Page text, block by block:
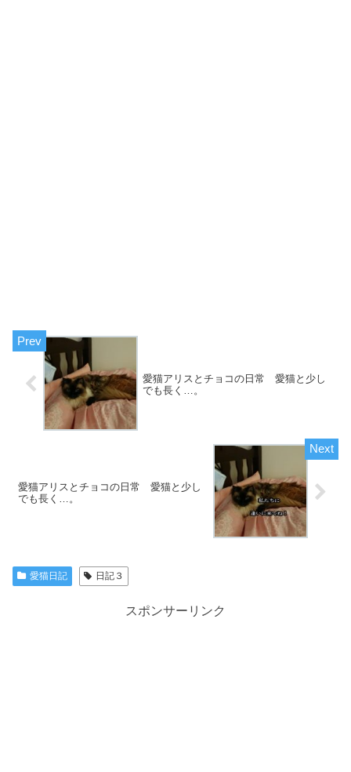
愛猫アリスとチョコの日常 愛猫と少し
でも長く…。
愛猫アリスとチョコの日常 愛猫と少し
でも長く…。
愛猫日記 日記３
スポンサーリンク